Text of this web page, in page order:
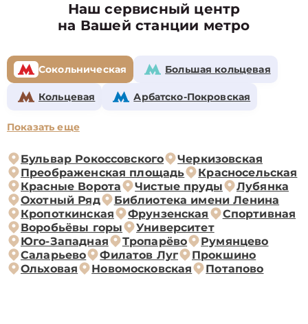
Наш сервисный центр
на Вашей станции метро
Сокольническая Большая кольцевая
Кольцевая Арбатско-Покровская
Показать еще
Бульвар Рокоссовского
Черкизовская
Преображенская площадь
Красносельская
Красные Ворота
Чистые пруды
Лубянка
Охотный Ряд
Библиотека имени Ленина
Кропоткинская
Фрунзенская
Спортивная
Воробьёвы горы
Университет
Юго-Западная
Тропарёво
Румянцево
Саларьево
Филатов Луг
Прокшино
Ольховая
Новомосковская Потапово